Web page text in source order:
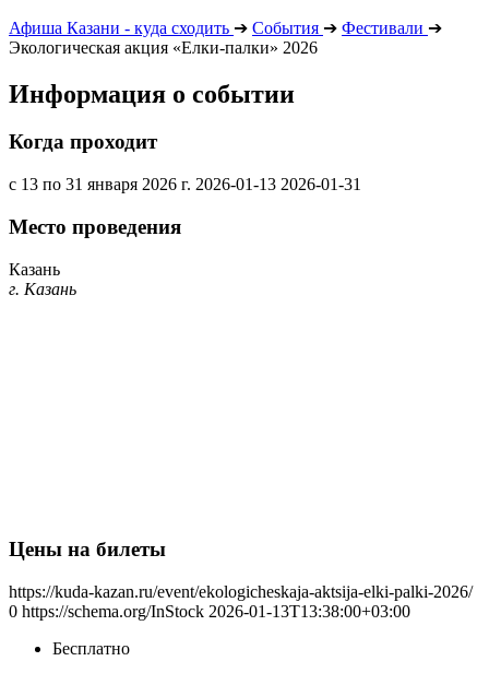
Афиша Казани - куда сходить ➔ События ➔ Фестивали ➔
Экологическая акция «Елки-палки» 2026
Информация о событии
Когда проходит
с 13 по 31 января 2026 г. 2026-01-13 2026-01-31
Место проведения
Казань
г. Казань
Цены на билеты
https://kuda-kazan.ru/event/ekologicheskaja-aktsija-elki-palki-2026/
0 https://schema.org/InStock 2026-01-13T13:38:00+03:00
Бесплатно